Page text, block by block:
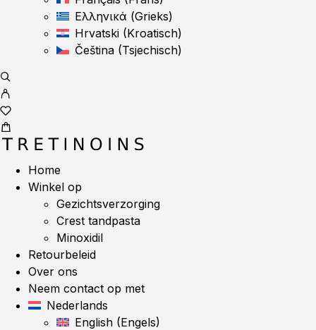
Ελληνικά (Grieks)
Hrvatski (Kroatisch)
Čeština (Tsjechisch)
Home
Winkel op
Gezichtsverzorging
Crest tandpasta
Minoxidil
Retourbeleid
Over ons
Neem contact op met
Nederlands
English (Engels)